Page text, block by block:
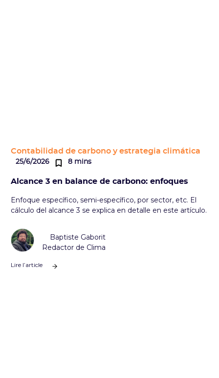
Contabilidad de carbono y estrategia climática
25/6/2026 8 mins
Alcance 3 en balance de carbono: enfoques
Enfoque específico, semi-específico, por sector, etc. El
cálculo del alcance 3 se explica en detalle en este artículo.
Baptiste Gaborit
Redactor de Clima
Lire l’article